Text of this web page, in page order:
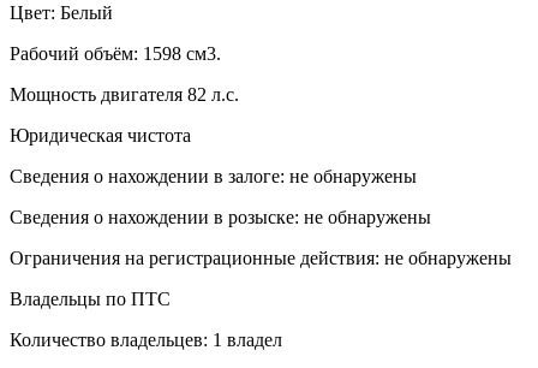
Цвет: Белый
Рабочий объём: 1598 см3.
Мощность двигателя 82 л.с.
Юридическая чистота
Сведения о нахождении в залоге: не обнаружены
Сведения о нахождении в розыске: не обнаружены
Ограничения на регистрационные действия: не обнаружены
Владельцы по ПТС
Количество владельцев: 1 владел